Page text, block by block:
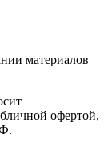
материалов
офертой,